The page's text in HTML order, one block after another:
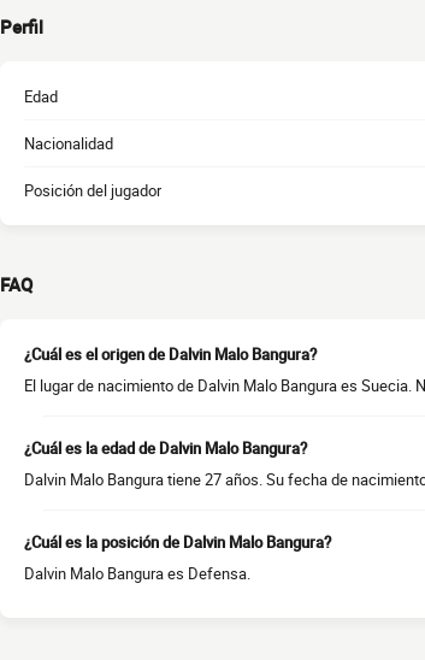
Perfil
Edad
Nacionalidad
Posición del jugador
FAQ
¿Cuál es el origen de Dalvin Malo Bangura?
El lugar de nacimiento de Dalvin Malo Bangura es Suecia.
¿Cuál es la edad de Dalvin Malo Bangura?
Dalvin Malo Bangura tiene 27 años. Su fecha de
¿Cuál es la posición de Dalvin Malo Bangura?
Dalvin Malo Bangura es Defensa.